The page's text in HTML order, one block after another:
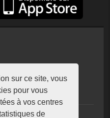
sur ce site, vous
pour vous
à vos centres
de